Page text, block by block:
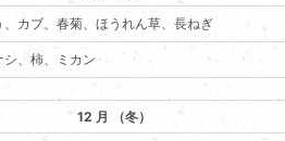
カブ、春菊、ほうれん草、長ねぎ
シ、柿、ミカン
12 月 （冬）